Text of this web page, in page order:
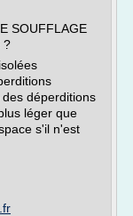
SOUFFLAGE
?
déperditions
léger que
s'il n'est